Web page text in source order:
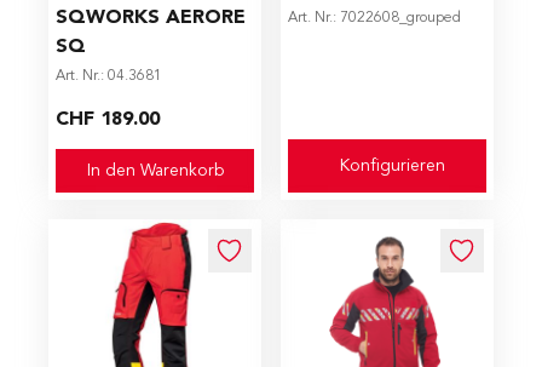
SQWORKS AERORE
SQ
Art. Nr.: 04.3681
CHF 189.00
In den Warenkorb
Art. Nr.: 7022608_grouped
Konfigurieren